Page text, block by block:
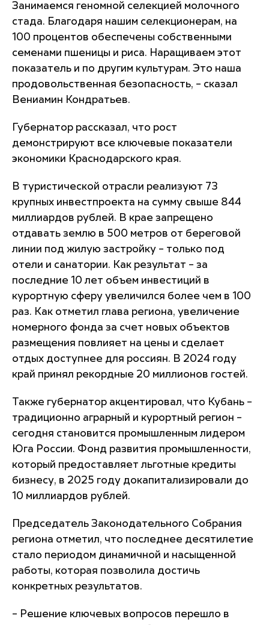
Занимаемся геномной селекцией молочного
стада. Благодаря нашим селекционерам, на
100 процентов обеспечены собственными
семенами пшеницы и риса. Наращиваем этот
показатель и по другим культурам. Это наша
продовольственная безопасность, – сказал
Вениамин Кондратьев.
Губернатор рассказал, что рост
демонстрируют все ключевые показатели
экономики Краснодарского края.
В туристической отрасли реализуют 73
крупных инвестпроекта на сумму свыше 844
миллиардов рублей. В крае запрещено
отдавать землю в 500 метров от береговой
линии под жилую застройку – только под
отели и санатории. Как результат – за
последние 10 лет объем инвестиций в
курортную сферу увеличился более чем в 100
раз. Как отметил глава региона, увеличение
номерного фонда за счет новых объектов
размещения повлияет на цены и сделает
отдых доступнее для россиян. В 2024 году
край принял рекордные 20 миллионов гостей.
Также губернатор акцентировал, что Кубань –
традиционно аграрный и курортный регион –
сегодня становится промышленным лидером
Юга России. Фонд развития промышленности,
который предоставляет льготные кредиты
бизнесу, в 2025 году докапитализировали до
10 миллиардов рублей.
Председатель Законодательного Собрания
региона отметил, что последнее десятилетие
стало периодом динамичной и насыщенной
работы, которая позволила достичь
конкретных результатов.
– Решение ключевых вопросов перешло в